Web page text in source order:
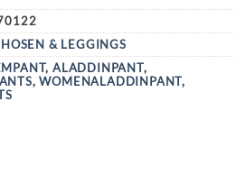
HOSEN & LEGGINGS
,ALADDINPANT,
,WOMENALADDINPANT,